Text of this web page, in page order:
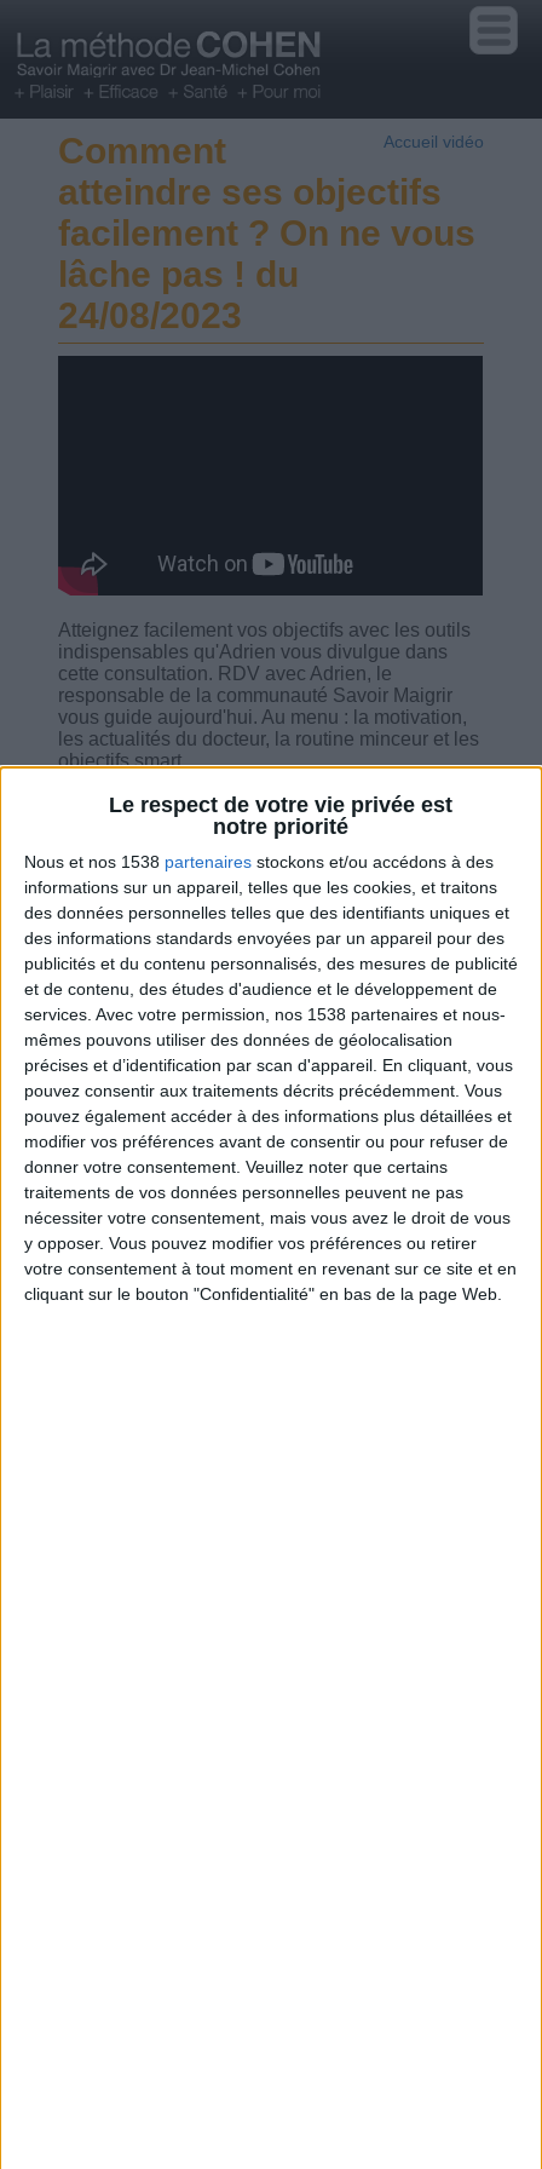
Le respect de votre vie privée est
notre priorité
Nous et nos 1538 partenaires stockons et/ou accédons à des
informations sur un appareil, telles que les cookies, et traitons
des données personnelles telles que des identifiants uniques et
des informations standards envoyées par un appareil pour des
publicités et du contenu personnalisés, des mesures de publicité
et de contenu, des études d'audience et le développement de
services. Avec votre permission, nos 1538 partenaires et nous-
mêmes pouvons utiliser des données de géolocalisation
précises et d’identification par scan d'appareil. En cliquant, vous
pouvez consentir aux traitements décrits précédemment. Vous
pouvez également accéder à des informations plus détaillées et
modifier vos préférences avant de consentir ou pour refuser de
donner votre consentement. Veuillez noter que certains
traitements de vos données personnelles peuvent ne pas
nécessiter votre consentement, mais vous avez le droit de vous
y opposer. Vous pouvez modifier vos préférences ou retirer
votre consentement à tout moment en revenant sur ce site et en
cliquant sur le bouton "Confidentialité" en bas de la page Web.
Accueil vidéo
Comment
atteindre ses objectifs
facilement ? On ne vous
lâche pas ! du
24/08/2023
Atteignez facilement vos objectifs avec les outils
indispensables qu'Adrien vous divulgue dans
cette consultation. RDV avec Adrien, le
responsable de la communauté Savoir Maigrir
vous guide aujourd'hui. Au menu : la motivation,
les actualités du docteur, la routine minceur et les
objectifs smart.
Combien de kilos souhaitez-vous perdre ?
Moins de
5 kilos
De 5 à 10
kilos
Plus de
10 kilos
Service-client & Motivation Voir tout
Les équipes du Service-client et de la
Communauté Savoir Maigrir vous aident
chaque semaine à vous rapprocher
sereinement de votre objectif minceur.
Votre bilan minceur(env. 2